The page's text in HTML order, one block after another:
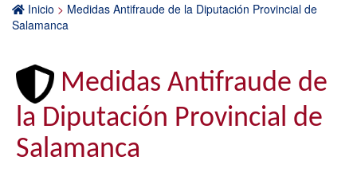
Inicio > Medidas Antifraude de la Diputación Provincial de
Salamanca
Medidas Antifraude de
la Diputación Provincial de
Salamanca